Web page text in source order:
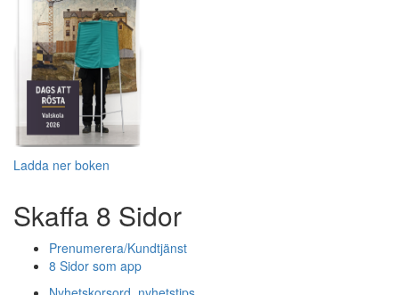
Ladda ner boken
Skaffa 8 Sidor
Prenumerera/Kundtjänst
8 Sidor som app